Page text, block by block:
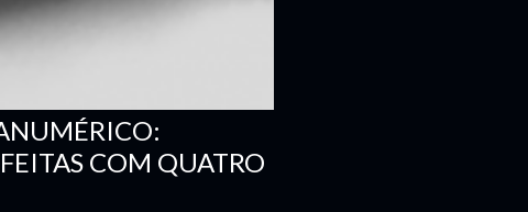
COM QUATRO